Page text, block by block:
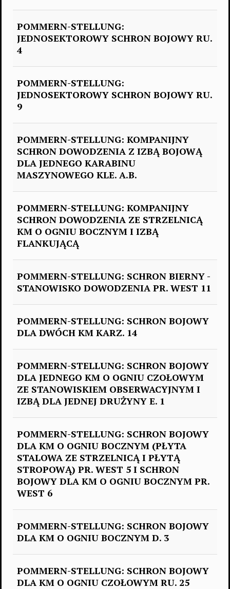
POMMERN-STELLUNG:
JEDNOSEKTOROWY SCHRON BOJOWY RU.
4
POMMERN-STELLUNG:
JEDNOSEKTOROWY SCHRON BOJOWY RU.
9
POMMERN-STELLUNG: KOMPANIJNY
SCHRON DOWODZENIA Z IZBĄ BOJOWĄ
DLA JEDNEGO KARABINU
MASZYNOWEGO KLE. A.B.
POMMERN-STELLUNG: KOMPANIJNY
SCHRON DOWODZENIA ZE STRZELNICĄ
KM O OGNIU BOCZNYM I IZBĄ
FLANKUJĄCĄ
POMMERN-STELLUNG: SCHRON BIERNY -
STANOWISKO DOWODZENIA PR. WEST 11
POMMERN-STELLUNG: SCHRON BOJOWY
DLA DWÓCH KM KARZ. 14
POMMERN-STELLUNG: SCHRON BOJOWY
DLA JEDNEGO KM O OGNIU CZOŁOWYM
ZE STANOWISKIEM OBSERWACYJNYM I
IZBĄ DLA JEDNEJ DRUŻYNY E. 1
POMMERN-STELLUNG: SCHRON BOJOWY
DLA KM O OGNIU BOCZNYM (PŁYTA
STALOWA ZE STRZELNICĄ I PŁYTĄ
STROPOWĄ) PR. WEST 5 I SCHRON
BOJOWY DLA KM O OGNIU BOCZNYM PR.
WEST 6
POMMERN-STELLUNG: SCHRON BOJOWY
DLA KM O OGNIU BOCZNYM D. 3
POMMERN-STELLUNG: SCHRON BOJOWY
DLA KM O OGNIU CZOŁOWYM RU. 25